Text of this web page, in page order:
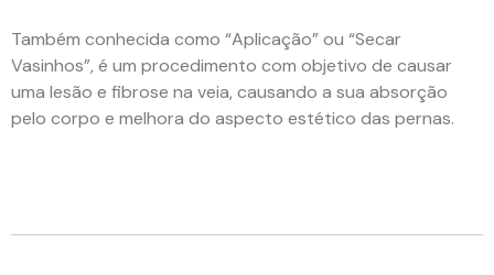
Também conhecida como “Aplicação” ou “Secar
Vasinhos”, é um procedimento com objetivo de causar
uma lesão e fibrose na veia, causando a sua absorção
pelo corpo e melhora do aspecto estético das pernas.